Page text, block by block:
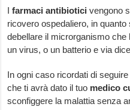
Ifarmaci antibiotici vengono
ricovero ospedaliero, in
debellare il microrganismo
un virus, o un batterio e via
In ogni caso ricordati di
che ti avrà dato il tuo medico
sconfiggere la malattia senza